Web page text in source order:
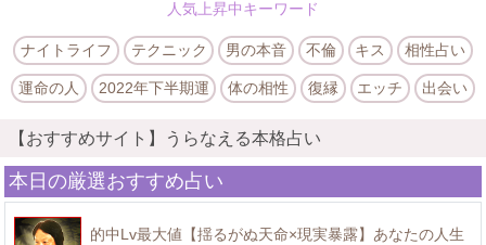
人気上昇中キーワード
ナイトライフ テクニック 男の本音 不倫 キス 相性占い
運命の人 2022年下半期運 体の相性 復縁 エッチ 出会い
【おすすめサイト】うらなえる本格占い
本日の厳選おすすめ占い
的中Lv最大値【揺るがぬ天命×現実暴露】あなたの人生